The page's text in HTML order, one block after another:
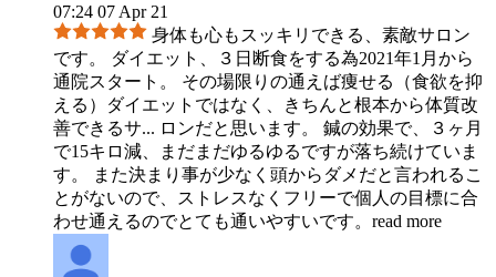
07:24 07 Apr 21
身体も心もスッキリできる、素敵サロン
です。 ダイエット、３日断食をする為2021年1月から
通院スタート。 その場限りの通えば痩せる（食欲を抑
える）ダイエットではなく、きちんと根本から体質改
善できるサ... ロンだと思います。 鍼の効果で、３ヶ月
で15キロ減、まだまだゆるゆるですが落ち続けていま
す。 また決まり事が少なく頭からダメだと言われるこ
とがないので、ストレスなくフリーで個人の目標に合
わせ通えるのでとても通いやすいです。 read more